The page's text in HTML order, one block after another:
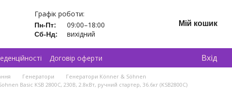
Графік роботи:
Пн-Пт: 09:00–18:00
Сб-Нд: вихідний
Мій кошик
Договір оферти
Вхід
Генератори
Генератори Könner & Söhnen
Basic KSB 2800C, 230В, 2.8кВт, ручний стартер, 36.6кг (KSB2800C)